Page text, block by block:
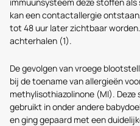
kan een contactallergie
tot 48 uur later zichtbaar
achterhalen (1).
De gevolgen van vroege
bij de toename van allergieën
methylisothiazolinone (MI).
gebruikt in onder andere
en ging gepaard met een